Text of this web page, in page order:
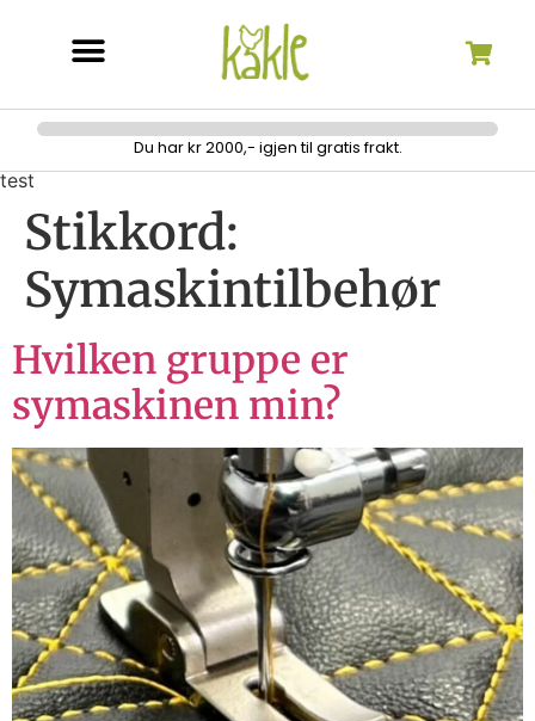
Du har kr 2000,- igjen til gratis frakt.
test
Stikkord:
Symaskintilbehør
Hvilken gruppe er
symaskinen min?